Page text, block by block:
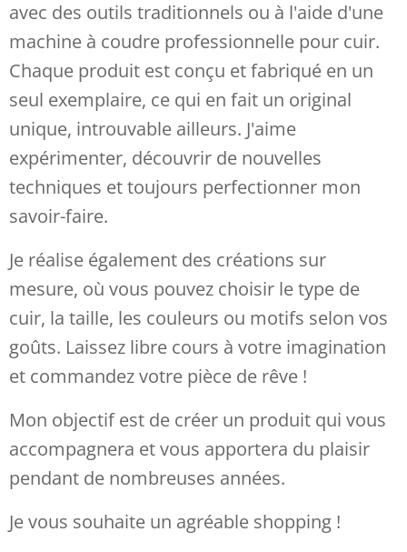
avec des outils traditionnels ou à l'aide d'une
machine à coudre professionnelle pour cuir.
Chaque produit est conçu et fabriqué en un
seul exemplaire, ce qui en fait un original
unique, introuvable ailleurs. J'aime
expérimenter, découvrir de nouvelles
techniques et toujours perfectionner mon
savoir-faire.
Je réalise également des créations sur
mesure, où vous pouvez choisir le type de
cuir, la taille, les couleurs ou motifs selon vos
goûts. Laissez libre cours à votre imagination
et commandez votre pièce de rêve !
Mon objectif est de créer un produit qui vous
accompagnera et vous apportera du plaisir
pendant de nombreuses années.
Je vous souhaite un agréable shopping !